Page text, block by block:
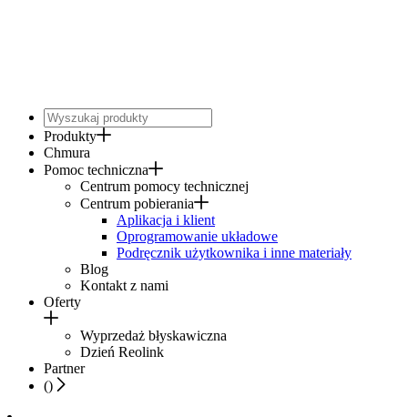
Produkty
Chmura
Pomoc techniczna
Centrum pomocy technicznej
Centrum pobierania
Aplikacja i klient
Oprogramowanie układowe
Podręcznik użytkownika i inne materiały
Blog
Kontakt z nami
Oferty
Wyprzedaż błyskawiczna
Dzień Reolink
Partner
()